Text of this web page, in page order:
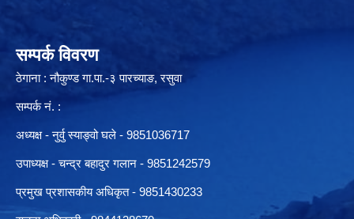
सम्पर्क विवरण
ठेगाना : नौकुण्ड गा.पा.-३ पारच्याङ, रसुवा
सम्पर्क नं. :
अध्यक्ष - नुर्वु स्याङ्वो घले - 9851036717
उपाध्यक्ष - चन्द्र बहादुर गलान - 9851242579
प्रमुख प्रशासकीय अधिकृत - 9851430233